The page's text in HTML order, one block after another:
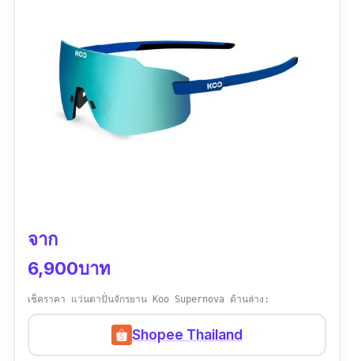
จาก
6,900บาท
เช็คราคา แว่นตาปั่นจักรยาน Koo Supernova ด้านล่าง:
Shopee Thailand